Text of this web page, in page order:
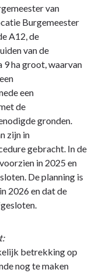
van
Burgemeester
A12, de
van de
ha groot, waarvan
een
de
gronden.
zijn in
gebracht. In de
in 2025 en
De planning is
2026 en dat de
betrekking op
nog te maken